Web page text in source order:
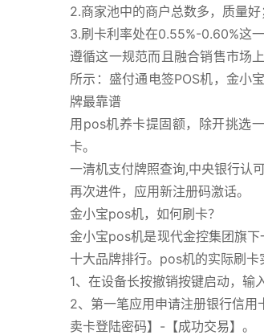
2.商家池中的商户总数多，质量好
3.刷卡利率处在0.55%-0.60%这
遵循这一规范而且融合销售市场
所示：盛付通电签POS机，金小
牌最靠谱
用pos机养卡提固额，除开挑选
卡。
一清机支付牌照查询,中央银行认
再次进件，应用新注册码激话。
金小宝pos机，如何刷卡？
金小宝pos机是现代金控集团旗
十大品牌排行。pos机的实际刷卡
1、在设备长按撤销按键启动，输
2、第一笔应用申请注册银行信
卖卡登陆密码】-【成功交易】。